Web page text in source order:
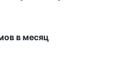
в месяц